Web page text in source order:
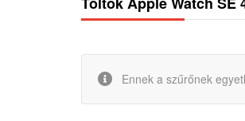
Ennek a szűrőnek